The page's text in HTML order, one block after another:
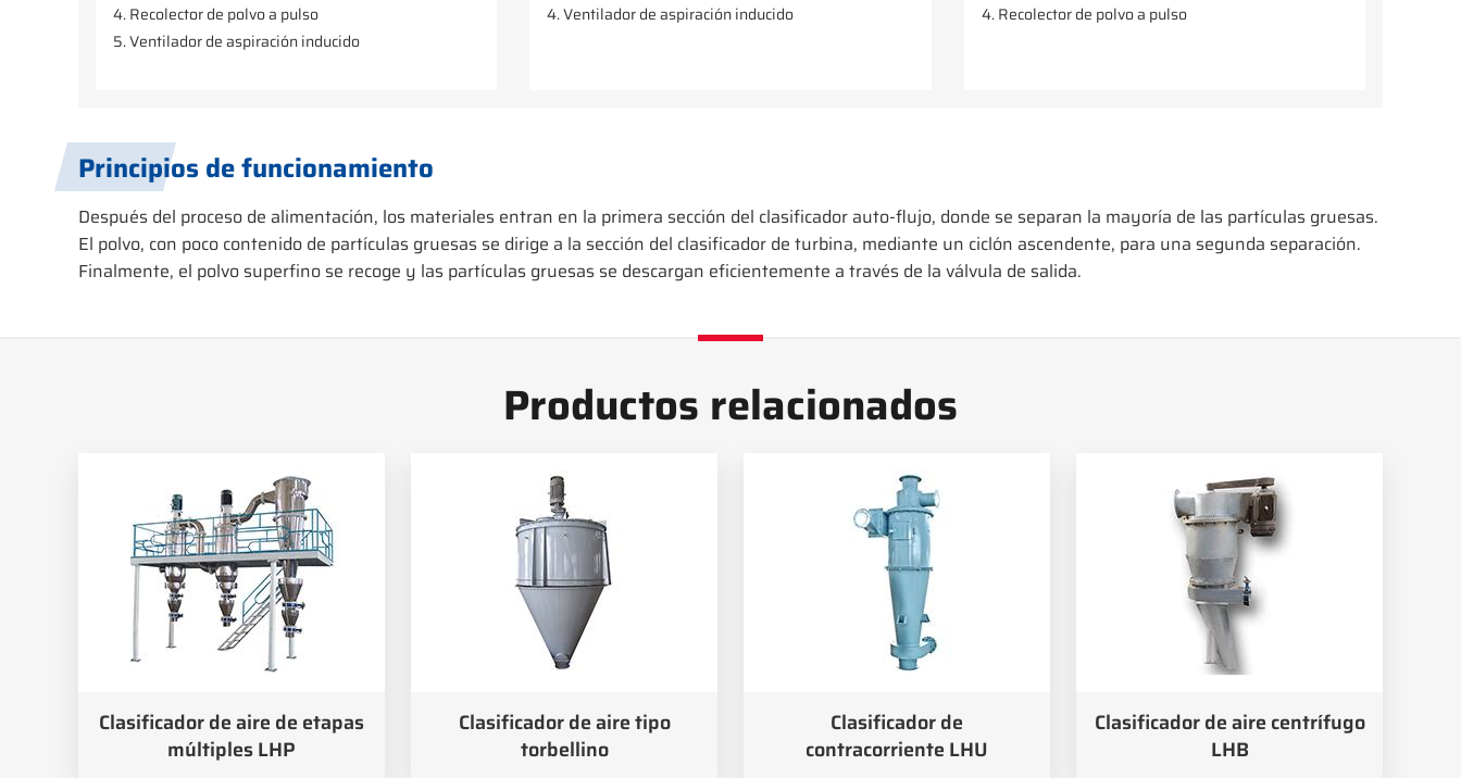
4. Recolector de polvo a pulso
5. Ventilador de aspiración inducido
4. Ventilador de aspiración inducido
4. Recolector de polvo a pulso
Principios de funcionamiento
Después del proceso de alimentación, los materiales entran en la primera sección del clasificador auto-flujo, donde se separan la mayoría de las partículas gruesas.
El polvo, con poco contenido de partículas gruesas se dirige a la sección del clasificador de turbina, mediante un ciclón ascendente, para una segunda separación.
Finalmente, el polvo superfino se recoge y las partículas gruesas se descargan eficientemente a través de la válvula de salida.
Productos relacionados
Clasificador de aire de etapas
múltiples LHP
Clasificador de aire tipo
torbellino
Clasificador de
contracorriente LHU
Clasificador de aire centrífugo
LHB